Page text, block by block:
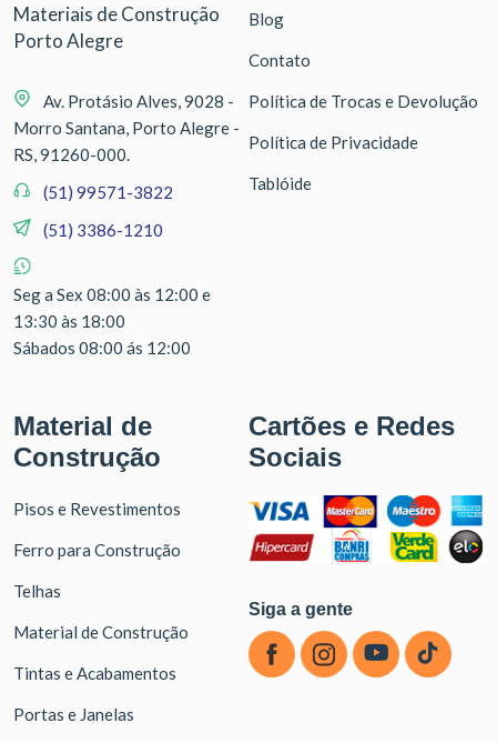
Materiais de Construção
Porto Alegre
Av. Protásio Alves, 9028 -
Morro Santana, Porto Alegre -
RS, 91260-000.
(51) 99571-3822
(51) 3386-1210
Seg a Sex 08:00 às 12:00 e
13:30 às 18:00
Sábados 08:00 ás 12:00
Blog
Contato
Política de Trocas e Devolução
Política de Privacidade
Tablóide
Material de
Construção
Pisos e Revestimentos
Ferro para Construção
Telhas
Material de Construção
Tintas e Acabamentos
Portas e Janelas
Cartões e Redes
Sociais
Siga a gente